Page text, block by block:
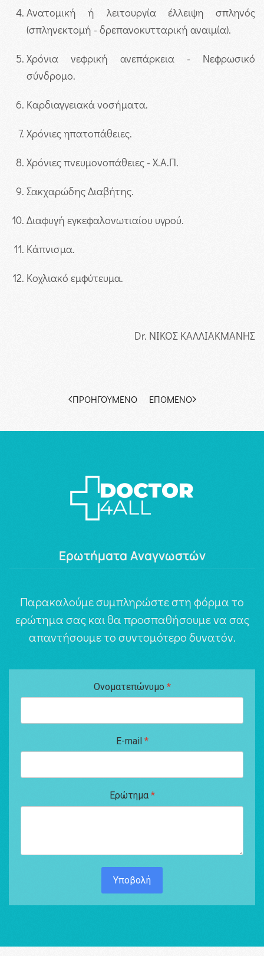
Ανατομική ή λειτουργία έλλειψη σπληνός
(σπληνεκτομή - δρεπανοκυτταρική αναιμία).
Χρόνια νεφρική ανεπάρκεια - Νεφρωσικό
σύνδρομο.
Καρδιαγγειακά νοσήματα.
Χρόνιες ηπατοπάθειες.
Χρόνιες πνευμονοπάθειες - Χ.Α.Π.
Σακχαρώδης Διαβήτης.
Διαφυγή εγκεφαλονωτιαίου υγρού.
Κάπνισμα.
Κοχλιακό εμφύτευμα.
Dr. ΝΙΚΟΣ ΚΑΛΛΙΑΚΜΑΝΗΣ
ΠΡΟΗΓΟΎΜΕΝΟ ΕΠΌΜΕΝΟ
Ερωτήματα Αναγνωστών
Παρακαλούμε συμπληρώστε στη φόρμα το
ερώτημα σας και θα προσπαθήσουμε να σας
απαντήσουμε το συντομότερο δυνατόν.
Ονοματεπώνυμο *
E-mail *
Ερώτημα *
Υποβολή